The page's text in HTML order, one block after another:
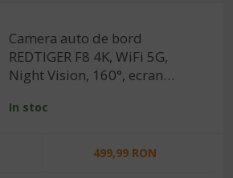
Camera auto de bord
REDTIGER F8 4K, WiFi 5G,
Night Vision, 160°, ecran
dedicata, G-sensor si
In stoc
499,99 RON